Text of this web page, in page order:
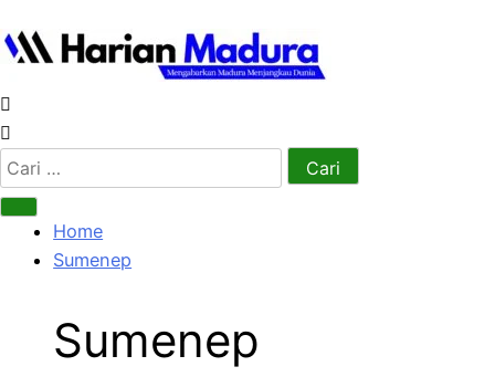
Cari
untuk:
Home
Sumenep
Sumenep